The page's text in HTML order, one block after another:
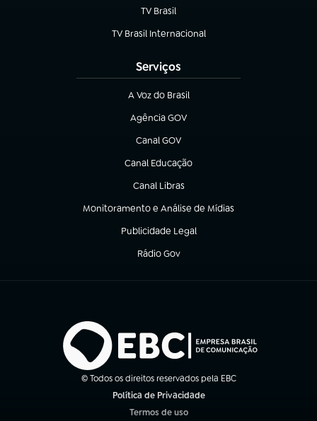
TV Brasil
(abre em nova aba)
TV Brasil Internacional
(abre em nova aba)
Serviços
A Voz do Brasil
(abre em nova aba)
Agência GOV
(abre em nova aba)
Canal GOV
(abre em nova aba)
Canal Educação
(abre em nova aba)
Canal Libras
(abre em nova aba)
Monitoramento e Análise de Mídias
(abre em nova aba)
Publicidade Legal
(abre em nova aba)
Rádio Gov
(abre em nova aba)
© Todos os direitos reservados pela EBC
Política de Privacidade
Termos de uso